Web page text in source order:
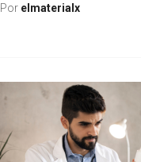
Por elmaterialx